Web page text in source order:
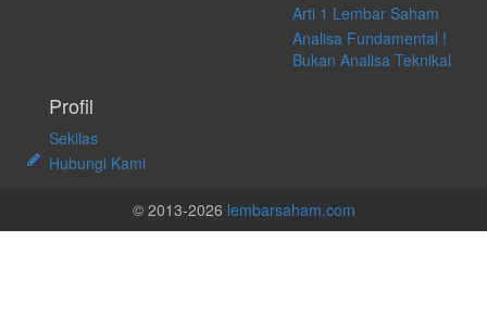
Arti 1 Lembar Saham
Analisa Fundamental !
Bukan Analisa Teknikal
Profil
Sekilas
Hubungi Kami
© 2013-2026 lembarsaham.com